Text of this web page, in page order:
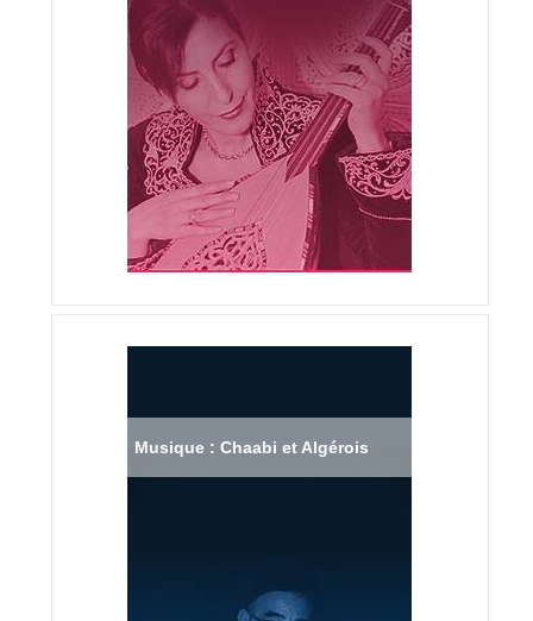
Musique : Chaabi et Algérois